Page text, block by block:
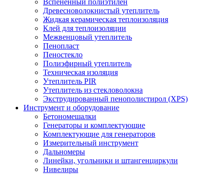
Древесноволокнистый утеплитель
Жидкая керамическая теплоизоляция
Клей для теплоизоляции
Межвенцовый утеплитель
Пенопласт
Пеностекло
Полиэфирный утеплитель
Техническая изоляция
Утеплитель PIR
Утеплитель из стекловолокна
Экструдированный пенополистирол (XPS)
Инструмент и оборудование
Бетономешалки
Генераторы и комплектующие
Комплектующие для генераторов
Измерительный инструмент
Дальномеры
Линейки, угольники и штангенциркули
Нивелиры